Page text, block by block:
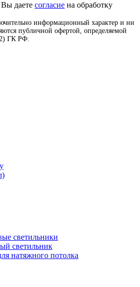
даете согласие на обработку
информационный характер и ни
публичной офертой, определяемой
ГК РФ.
светильники
светильник
натяжного потолка